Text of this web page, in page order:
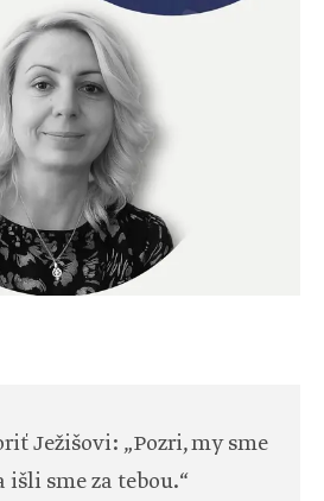
Ježišovi: „Pozri, my sme
sme za tebou.“